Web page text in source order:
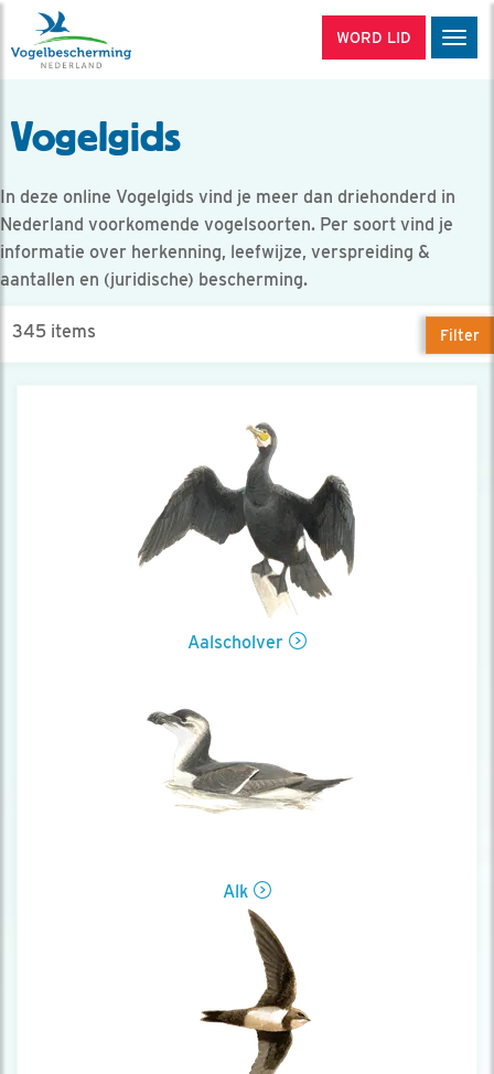
WORD LID
Vogelgids
In deze online Vogelgids vind je meer dan driehonderd in
Nederland voorkomende vogelsoorten. Per soort vind je
informatie over herkenning, leefwijze, verspreiding &
aantallen en (juridische) bescherming.
345 items Filter
Aalscholver
Alk